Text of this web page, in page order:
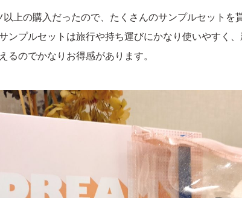
上の購入だったので、たくさんのサンプルセットを
ンプルセットは旅行や持ち運びにかなり使いやすく、
るのでかなりお得感があります。